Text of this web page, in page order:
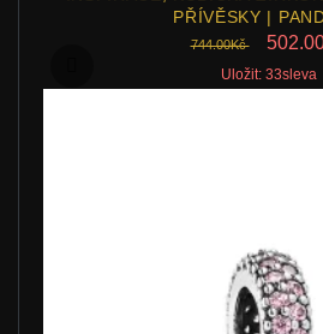
PŘÍVĚSKY |
744.00Kč
Uložit: 33sleva